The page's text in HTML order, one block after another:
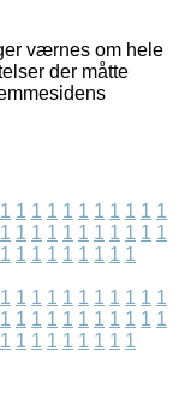
værnes om hele
der måtte
1 1 1 1 1 1 1 1 1 1 1
1 1 1 1 1 1 1 1 1 1 1
1 1 1 1 1 1 1 1 1
1 1 1 1 1 1 1 1 1 1 1
1 1 1 1 1 1 1 1 1 1 1
1 1 1 1 1 1 1 1 1